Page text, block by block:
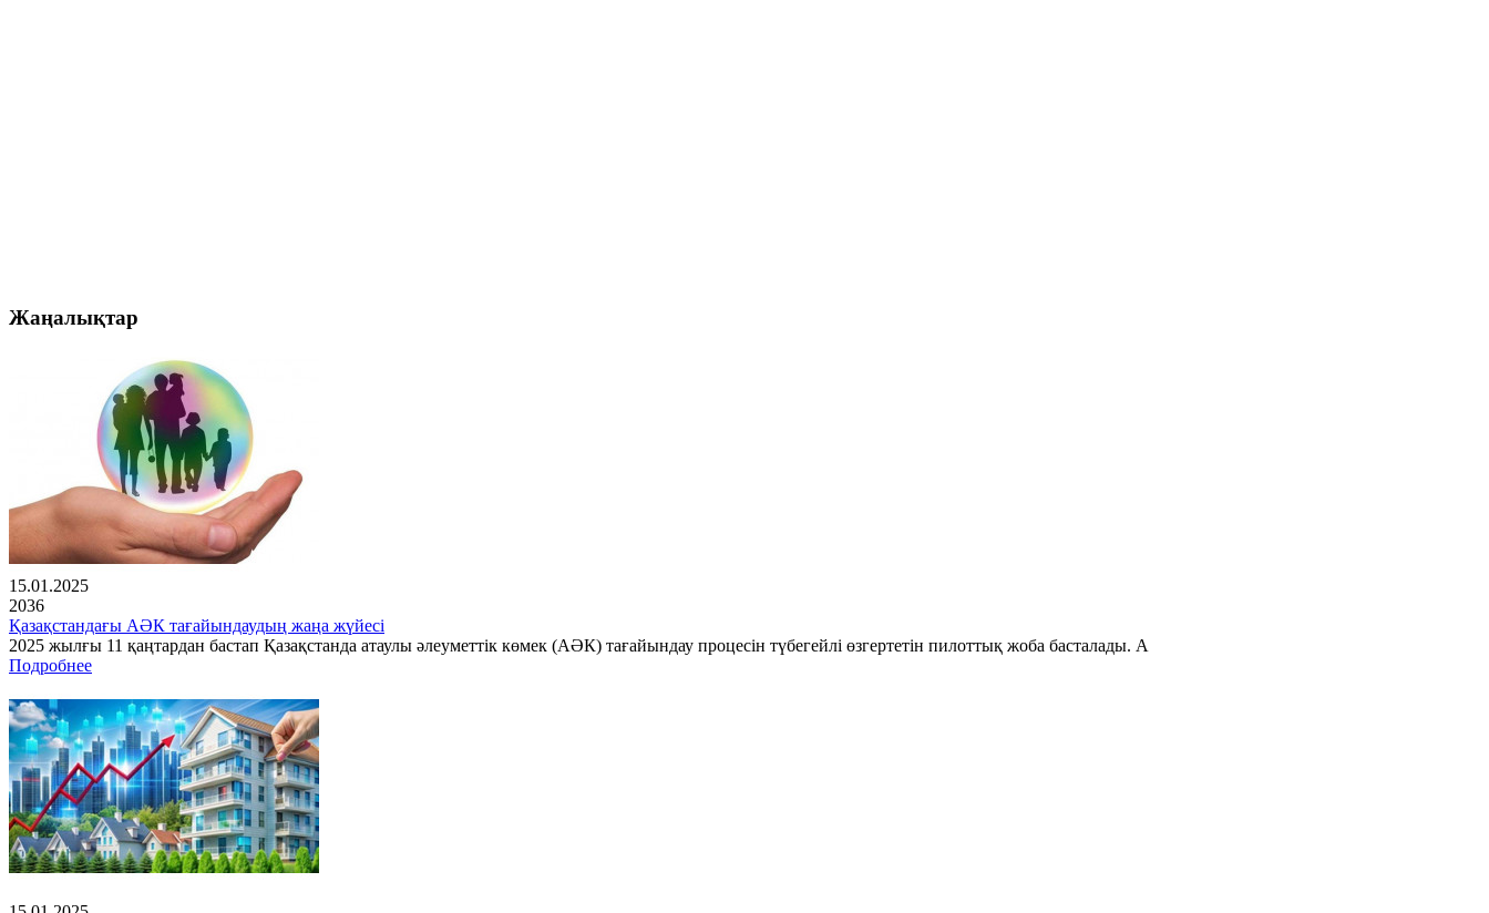
Жаңалықтар
15.01.2025
2036
Қазақстандағы АӘК тағайындаудың жаңа жүйесі
2025 жылғы 11 қаңтардан бастап Қазақстанда атаулы әлеуметтік көмек (АӘК) тағайындау процесін түбегейлі өзгертетін пилоттық жоба басталады. А
Подробнее